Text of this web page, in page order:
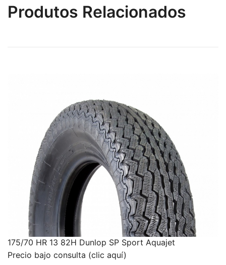
Produtos Relacionados
175/70 HR 13 82H Dunlop SP Sport Aquajet
Precio bajo consulta (clic aquí)